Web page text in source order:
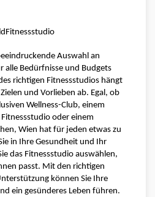
Auswahl an
alle Bedürfnisse und Budgets
richtigen Fitnessstudios hängt
und Vorlieben ab. Egal, ob
Wellness-Club, einem
oder einem
Wien hat für jeden etwas zu
in Ihre Gesundheit und Ihr
das Fitnessstudio auswählen,
passt. Mit den richtigen
können Sie Ihre
ein gesünderes Leben führen.